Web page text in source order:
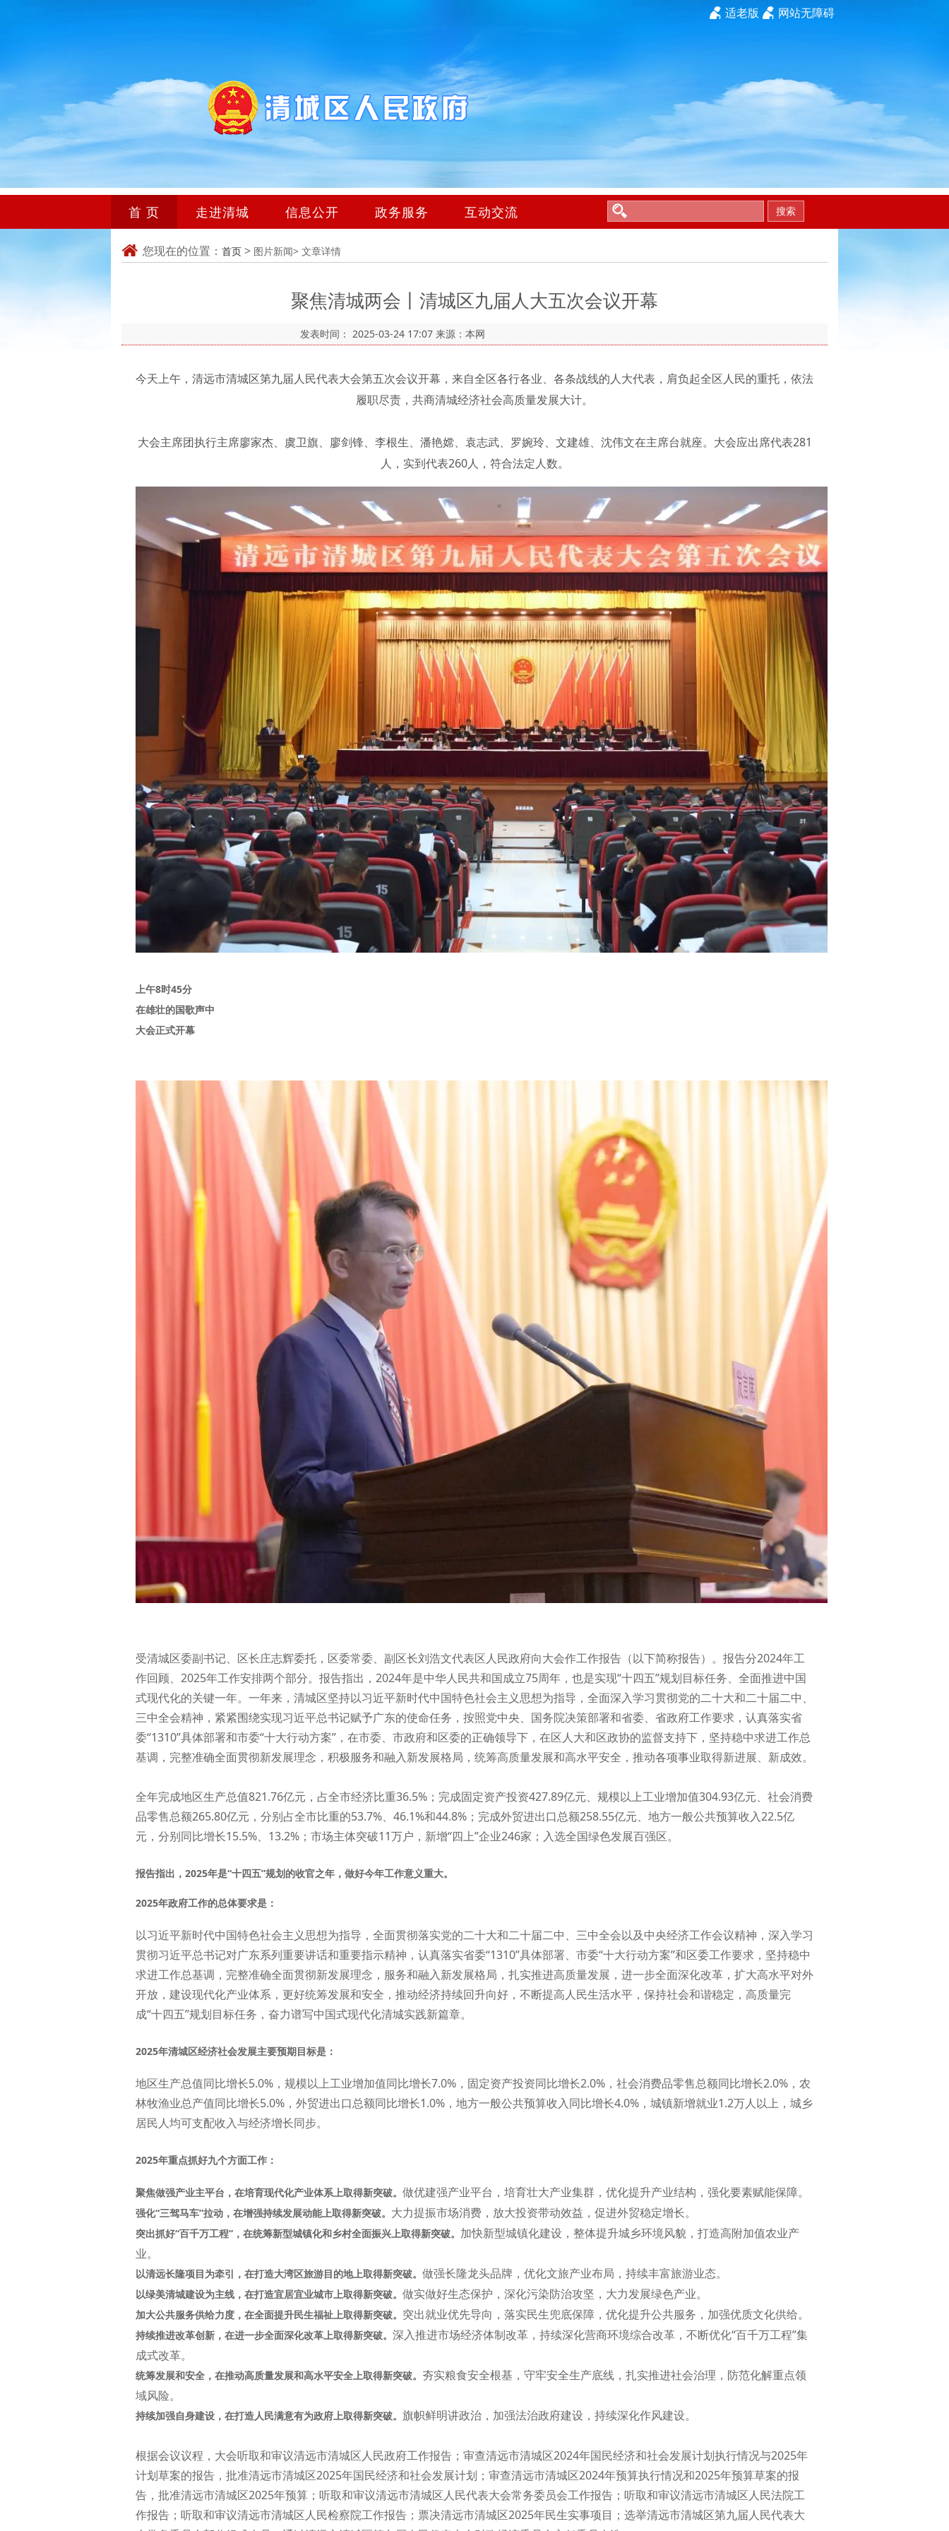
网站无障碍
适老版
首 页 走进清城 信息公开 政务服务 互动交流 搜索
您现在的位置： 首页 > 图片新闻> 文章详情
聚焦清城两会丨清城区九届人大五次会议开幕
发表时间： 2025-03-24 17:07 来源：本网
今天上午，清远市清城区第九届人民代表大会第五次会议开幕，来自全区各行各业、各条战线的人大代表，肩负起全区人民的重托，依法
履职尽责，共商清城经济社会高质量发展大计。
大会主席团执行主席廖家杰、虞卫旗、廖剑锋、李根生、潘艳嫦、袁志武、罗婉玲、文建雄、沈伟文在主席台就座。大会应出席代表281
人，实到代表260人，符合法定人数。
上午8时45分
在雄壮的国歌声中
大会正式开幕
受清城区委副书记、区长庄志辉委托，区委常委、副区长刘浩文代表区人民政府向大会作工作报告（以下简称报告）。报告分2024年工
作回顾、2025年工作安排两个部分。报告指出，2024年是中华人民共和国成立75周年，也是实现“十四五”规划目标任务、全面推进中国
式现代化的关键一年。一年来，清城区坚持以习近平新时代中国特色社会主义思想为指导，全面深入学习贯彻党的二十大和二十届二中、
三中全会精神，紧紧围绕实现习近平总书记赋予广东的使命任务，按照党中央、国务院决策部署和省委、省政府工作要求，认真落实省
委“1310”具体部署和市委“十大行动方案”，在市委、市政府和区委的正确领导下，在区人大和区政协的监督支持下，坚持稳中求进工作总
基调，完整准确全面贯彻新发展理念，积极服务和融入新发展格局，统筹高质量发展和高水平安全，推动各项事业取得新进展、新成效。
全年完成地区生产总值821.76亿元，占全市经济比重36.5%；完成固定资产投资427.89亿元、规模以上工业增加值304.93亿元、社会消费
品零售总额265.80亿元，分别占全市比重的53.7%、46.1%和44.8%；完成外贸进出口总额258.55亿元、地方一般公共预算收入22.5亿
元，分别同比增长15.5%、13.2%；市场主体突破11万户，新增“四上”企业246家；入选全国绿色发展百强区。
报告指出，2025年是“十四五”规划的收官之年，做好今年工作意义重大。
2025年政府工作的总体要求是：
以习近平新时代中国特色社会主义思想为指导，全面贯彻落实党的二十大和二十届二中、三中全会以及中央经济工作会议精神，深入学习
贯彻习近平总书记对广东系列重要讲话和重要指示精神，认真落实省委“1310”具体部署、市委“十大行动方案”和区委工作要求，坚持稳中
求进工作总基调，完整准确全面贯彻新发展理念，服务和融入新发展格局，扎实推进高质量发展，进一步全面深化改革，扩大高水平对外
开放，建设现代化产业体系，更好统筹发展和安全，推动经济持续回升向好，不断提高人民生活水平，保持社会和谐稳定，高质量完
成“十四五”规划目标任务，奋力谱写中国式现代化清城实践新篇章。
2025年清城区经济社会发展主要预期目标是：
地区生产总值同比增长5.0%，规模以上工业增加值同比增长7.0%，固定资产投资同比增长2.0%，社会消费品零售总额同比增长2.0%，农
林牧渔业总产值同比增长5.0%，外贸进出口总额同比增长1.0%，地方一般公共预算收入同比增长4.0%，城镇新增就业1.2万人以上，城乡
居民人均可支配收入与经济增长同步。
2025年重点抓好九个方面工作：
聚焦做强产业主平台，在培育现代化产业体系上取得新突破。 做优建强产业平台，培育壮大产业集群，优化提升产业结构，强化要素赋能保障。
强化“三驾马车”拉动，在增强持续发展动能上取得新突破。 大力提振市场消费，放大投资带动效益，促进外贸稳定增长。
突出抓好“百千万工程”，在统筹新型城镇化和乡村全面振兴上取得新突破。 加快新型城镇化建设，整体提升城乡环境风貌，打造高附加值农业产
业。
以清远长隆项目为牵引，在打造大湾区旅游目的地上取得新突破。 做强长隆龙头品牌，优化文旅产业布局，持续丰富旅游业态。
以绿美清城建设为主线，在打造宜居宜业城市上取得新突破。 做实做好生态保护，深化污染防治攻坚，大力发展绿色产业。
加大公共服务供给力度，在全面提升民生福祉上取得新突破。 突出就业优先导向，落实民生兜底保障，优化提升公共服务，加强优质文化供给。
持续推进改革创新，在进一步全面深化改革上取得新突破。 深入推进市场经济体制改革，持续深化营商环境综合改革，不断优化“百千万工程”集
成式改革。
统筹发展和安全，在推动高质量发展和高水平安全上取得新突破。 夯实粮食安全根基，守牢安全生产底线，扎实推进社会治理，防范化解重点领
域风险。
持续加强自身建设，在打造人民满意有为政府上取得新突破。 旗帜鲜明讲政治，加强法治政府建设，持续深化作风建设。
根据会议议程，大会听取和审议清远市清城区人民政府工作报告；审查清远市清城区2024年国民经济和社会发展计划执行情况与2025年
计划草案的报告，批准清远市清城区2025年国民经济和社会发展计划；审查清远市清城区2024年预算执行情况和2025年预算草案的报
告，批准清远市清城区2025年预算；听取和审议清远市清城区人民代表大会常务委员会工作报告；听取和审议清远市清城区人民法院工
作报告；听取和审议清远市清城区人民检察院工作报告；票决清远市清城区2025年民生实事项目；选举清远市清城区第九届人民代表大